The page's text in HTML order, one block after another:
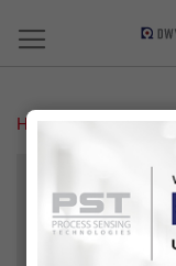
Home Centres
TECHNOLOGIE
ARCHIVE/